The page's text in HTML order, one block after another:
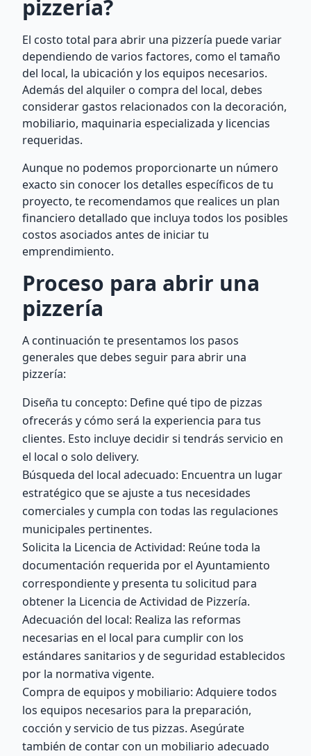
pizzería?
El costo total para abrir una pizzería puede variar
dependiendo de varios factores, como el tamaño
del local, la ubicación y los equipos necesarios.
Además del alquiler o compra del local, debes
considerar gastos relacionados con la decoración,
mobiliario, maquinaria especializada y licencias
requeridas.
Aunque no podemos proporcionarte un número
exacto sin conocer los detalles específicos de tu
proyecto, te recomendamos que realices un plan
financiero detallado que incluya todos los posibles
costos asociados antes de iniciar tu
emprendimiento.
Proceso para abrir una
pizzería
A continuación te presentamos los pasos
generales que debes seguir para abrir una
pizzería:
Diseña tu concepto: Define qué tipo de pizzas
ofrecerás y cómo será la experiencia para tus
clientes. Esto incluye decidir si tendrás servicio en
el local o solo delivery.
Búsqueda del local adecuado: Encuentra un lugar
estratégico que se ajuste a tus necesidades
comerciales y cumpla con todas las regulaciones
municipales pertinentes.
Solicita la Licencia de Actividad: Reúne toda la
documentación requerida por el Ayuntamiento
correspondiente y presenta tu solicitud para
obtener la Licencia de Actividad de Pizzería.
Adecuación del local: Realiza las reformas
necesarias en el local para cumplir con los
estándares sanitarios y de seguridad establecidos
por la normativa vigente.
Compra de equipos y mobiliario: Adquiere todos
los equipos necesarios para la preparación,
cocción y servicio de tus pizzas. Asegúrate
también de contar con un mobiliario adecuado